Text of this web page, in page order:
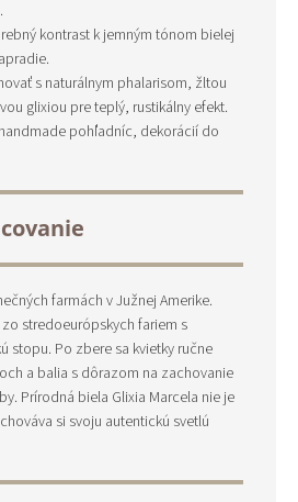
kontrast k jemným tónom bielej
s naturálnym phalarisom, žltou
glixiou pre teplý, rustikálny efekt.
pohľadníc, dekorácií do
farmách v Južnej Amerike.
stredoeurópskych fariem s
stopu. Po zbere sa kvietky ručne
a balia s dôrazom na zachovanie
Prírodná biela Glixia Marcela nie je
si svoju autentickú svetlú